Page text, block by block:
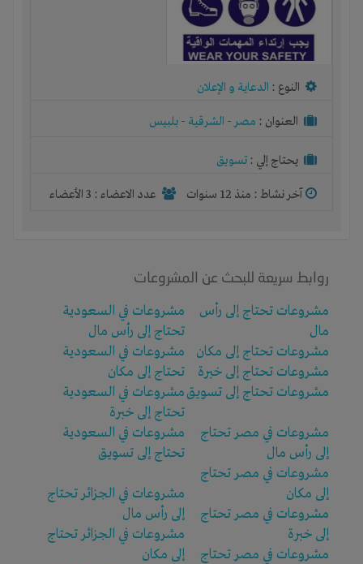
النوع : الدعاية و الإعلان
العنوان : مصر- الشرقية - بلبيس
يحتاج إلي : تسويق
آخر نشاط : منذ 12 سنوات عدد الاعضاء : 3 الأعضاء
روابط سريعة للبحث عن المشروعات
مشروعات تحتاج إلى رأس
مال
مشروعات تحتاج إلى مكان
مشروعات تحتاج إلى خبرة
مشروعات تحتاج إلى تسويق
مشروعات في مصر تحتاج
إلى رأس مال
مشروعات في مصر تحتاج
إلى مكان
مشروعات في مصر تحتاج
إلى خبرة
مشروعات في مصر تحتاج
مشروعات في السعودية
تحتاج إلى رأس مال
مشروعات في السعودية
تحتاج إلى مكان
مشروعات في السعودية
تحتاج إلى خبرة
مشروعات في السعودية
تحتاج إلى تسويق
مشروعات في الجزائر تحتاج
إلى رأس مال
مشروعات في الجزائر تحتاج
إلى مكان